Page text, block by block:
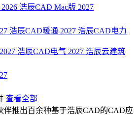
浩辰CAD Mac版 2027
浩辰CAD暖通 2027 浩辰CAD电力
浩辰CAD电气 2027 浩辰云建筑
查看全部
伴推出百余种基于浩辰CAD的CAD应